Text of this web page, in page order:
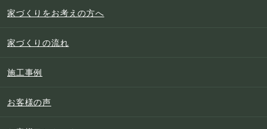
家づくりをお考えの方へ
家づくりの流れ
施工事例
お客様の声